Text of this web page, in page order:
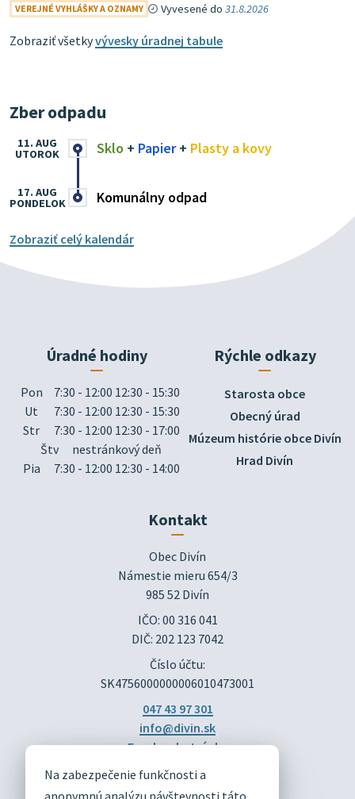
Na zabezpečenie funkčnosti a
anonymnú analýzu návštevnosti táto
VEREJNÉ VYHLÁŠKY A OZNAMY Vyvesené do31.8.2026
Zobraziť všetkyvývesky úradnej tabule
Zber odpadu
Sklo + Papier+ Plasty a kovy
11. AUG
UTOROK
Komunálny odpad
17. AUG
PONDELOK
Zobraziť celý kalendár
Úradné hodiny
Pon
7:30 - 12:00 12:30 - 15:30
Ut
7:30 - 12:00 12:30 - 15:30
Str
7:30 - 12:00 12:30 - 17:00
Štv
nestránkový deň
Pia
7:30 - 12:00 12:30 - 14:00
Rýchle odkazy
Starosta obce
Obecný úrad
Múzeum histórie obce Divín
Hrad Divín
Kontakt
Obec Divín
Námestie mieru 654/3
985 52 Divín
IČO: 00 316 041
DIČ: 202 123 7042
Číslo účtu:
SK4756000000006010473001
047 43 97 301
info@divin.sk
Facebook stránka